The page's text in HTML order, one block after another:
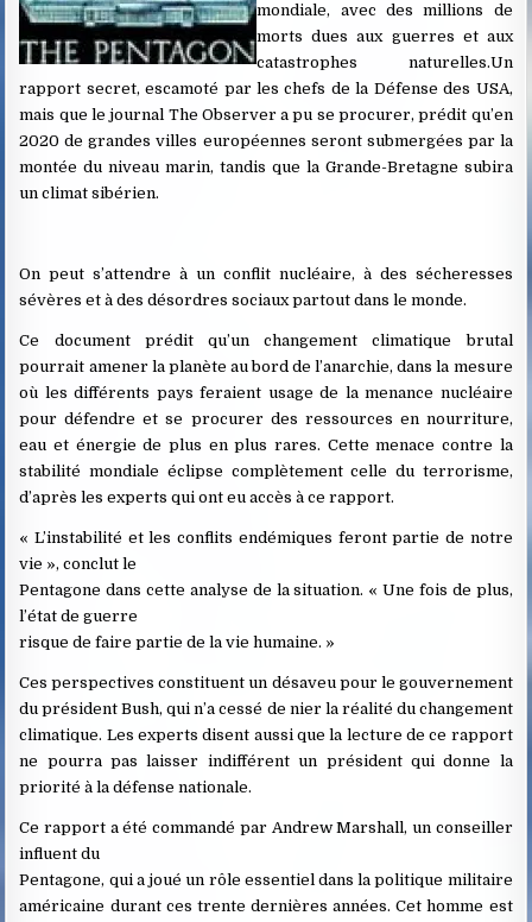
mondiale, avec des millions de
morts dues aux guerres et aux
catastrophes naturelles.Un
rapport secret, escamoté par les chefs de la Défense des USA,
mais que le journal The Observer a pu se procurer, prédit qu’en
2020 de grandes villes européennes seront submergées par la
montée du niveau marin, tandis que la Grande-Bretagne subira
un climat sibérien.
On peut s’attendre à un conflit nucléaire, à des sécheresses
sévères et à des désordres sociaux partout dans le monde.
Ce document prédit qu’un changement climatique brutal
pourrait amener la planète au bord de l’anarchie, dans la mesure
où les différents pays feraient usage de la menance nucléaire
pour défendre et se procurer des ressources en nourriture,
eau et énergie de plus en plus rares. Cette menace contre la
stabilité mondiale éclipse complètement celle du terrorisme,
d’après les experts qui ont eu accès à ce rapport.
« L’instabilité et les conflits endémiques feront partie de notre
vie », conclut le
Pentagone dans cette analyse de la situation. « Une fois de plus,
l’état de guerre
risque de faire partie de la vie humaine. »
Ces perspectives constituent un désaveu pour le gouvernement
du président Bush, qui n’a cessé de nier la réalité du changement
climatique. Les experts disent aussi que la lecture de ce rapport
ne pourra pas laisser indifférent un président qui donne la
priorité à la défense nationale.
Ce rapport a été commandé par Andrew Marshall, un conseiller
influent du
Pentagone, qui a joué un rôle essentiel dans la politique militaire
américaine durant ces trente dernières années. Cet homme est